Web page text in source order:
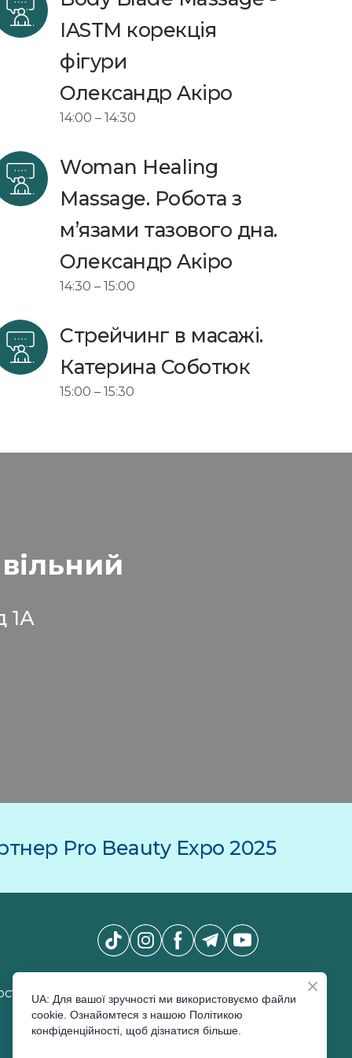
IASTM корекція
фігури
Олександр Aкіро
14:00 – 14:30
Woman Healing
Massage. Робота з
мʼязами тазового дна.
Олександр Aкіро
14:30 – 15:00
Стрейчинг в масажі.
Катерина Соботюк
15:00 – 15:30
1А
Pro Beauty Expo 2025
UA: Для вашої зручності ми використовуємо файли
cookie. Ознайомтеся з нашою Політикою
конфіденційності, щоб дізнатися більше.